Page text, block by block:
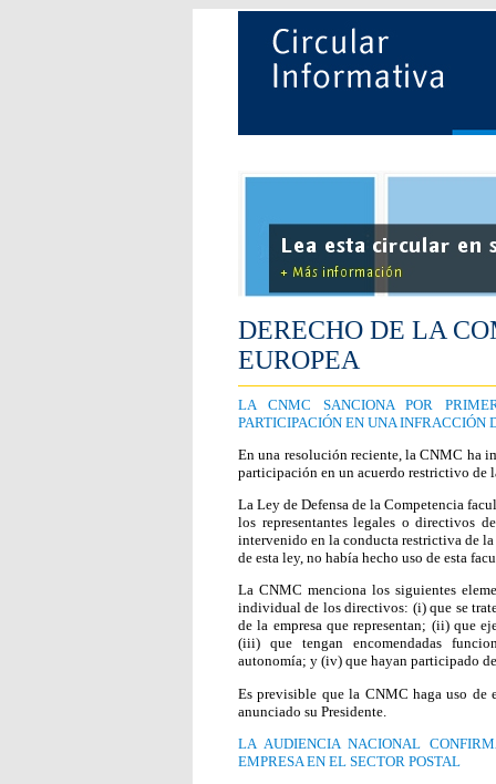
DERECHO DE LA
EUROPEA
LA CNMC SANCIONA POR
PARTICIPACIÓN EN UNA INFRACCIÓN
En una resolución reciente, la CNMC ha
participación en un acuerdo restrictivo de
La Ley de Defensa de la Competencia
los representantes legales o directivos
intervenido en la conducta restrictiva de
de esta ley, no había hecho uso de esta
La CNMC menciona los siguientes
individual de los directivos: (i) que se
de la empresa que representan; (ii) que
(iii) que tengan encomendadas
autonomía; y (iv) que hayan participado
Es previsible que la CNMC haga uso de
anunciado su Presidente.
LA AUDIENCIA NACIONAL
EMPRESA EN EL SECTOR POSTAL